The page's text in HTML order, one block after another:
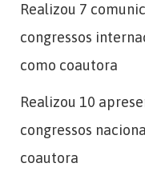
Realizou 7
congressos
como coautora
Realizou 10
congressos
coautora